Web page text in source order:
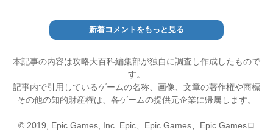
新着コメントをもっと見る
本記事の内容は攻略大百科編集部が独自に調査し作成したもので
す。
記事内で引用しているゲームの名称、画像、文章の著作権や商標
その他の知的財産権は、各ゲームの提供元企業に帰属します。
© 2019, Epic Games, Inc. Epic、Epic Games、Epic Gamesロ